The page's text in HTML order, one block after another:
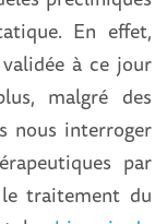
En effet,
à ce jour
malgré des
nous interroger
par
traitement du